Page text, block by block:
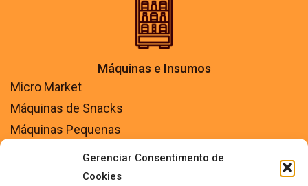
Gerenciar Consentimento de
Cookies
Máquinas e Insumos
Micro Market
Máquinas de Snacks
Máquinas Pequenas
Máquinas Automáticas
Máquinas Semi Automáticas